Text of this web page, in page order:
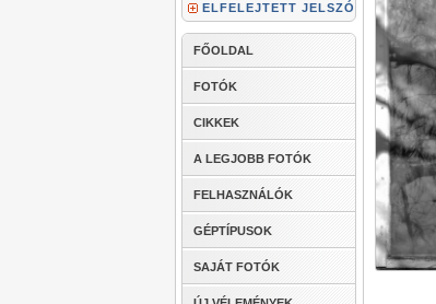
ELFELEJTETT JELSZÓ
FŐOLDAL
FOTÓK
CIKKEK
A LEGJOBB FOTÓK
FELHASZNÁLÓK
GÉPTÍPUSOK
SAJÁT FOTÓK